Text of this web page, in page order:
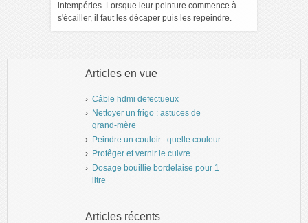
intempéries. Lorsque leur peinture commence à
s'écailler, il faut les décaper puis les repeindre.
Articles en vue
Câble hdmi defectueux
Nettoyer un frigo : astuces de
grand-mère
Peindre un couloir : quelle couleur
Protêger et vernir le cuivre
Dosage bouillie bordelaise pour 1
litre
Articles récents